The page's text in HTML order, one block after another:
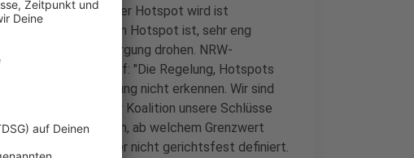
ein einziger großer Hotspot wird ist
die Definition, was ein Hotspot ist, sehr eng
Versorgung drohen. NRW-
sagt in Düsseldorf: "Die Regelung, Hotspots
Gesetzesbegründung nicht erkennen. Wir sind
werden wir in der Koalition unsere Schlüsse
Frage lautet nämlich, ab welchem Grenzwert
Das wurde bisher nicht gerichtsfest definiert.